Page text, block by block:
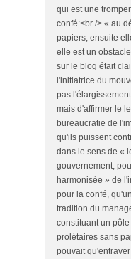
qui est une
confé:<br /> « au
papiers, ensuite
elle est un
sur le blog était
l'initiatrice du
pas
mais d'affirmer le
bureaucratie de
qu'ils puissent
dans le sens de «
gouvernement,
harmonisée » de
pour la confé,
tradition du
constituant un
prolétaires sans
pouvait